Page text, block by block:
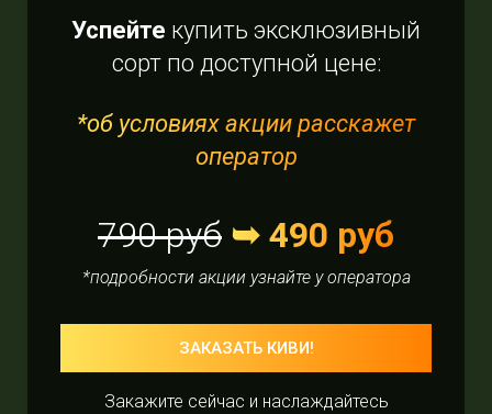
Успейте купить эксклюзивный
сорт по доступной цене:
*об условиях акции расскажет
оператор
790 руб ➥ 490 руб
*подробности акции узнайте у оператора
ЗАКАЗАТЬ КИВИ!
Закажите сейчас и наслаждайтесь